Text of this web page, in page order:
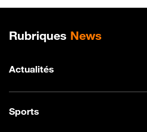
Plan de site
Rubriques News
Actualités
Sports